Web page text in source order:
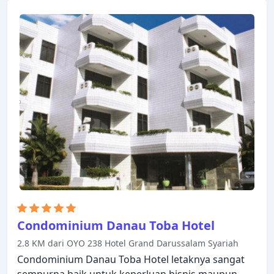
untuk Anda nikmati. Televisi layar datar, akses
internet - WiFi, akses internet WiFi (gratis), kamar
bebas asap rokok, AC dapat ditemukan di beberapa
kamar. Akses ke hot tub, pusat kebugaran, sauna,
lapangan golf (sekitar 3 km), kolam renang luar
ruangan di hotel akan meningkatkan kepuasan
menginap Anda. JW Marriott Medan
menggabungkan keramahan yang hangat dengan
suasana yang indah untuk membuat kunjungan
Anda di Medan tak terlupakan.
Condominium Danau Toba Hotel
2.8 KM dari OYO 238 Hotel Grand Darussalam Syariah
Condominium Danau Toba Hotel letaknya sangat